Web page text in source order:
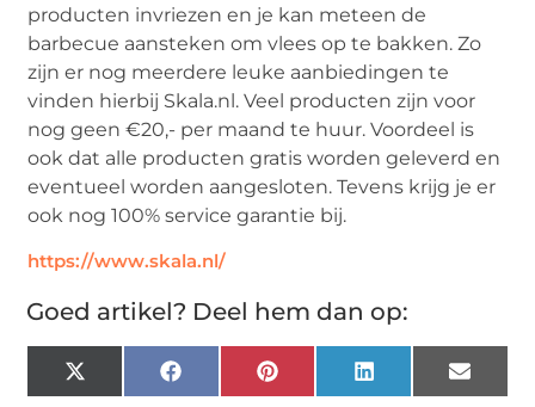
producten invriezen en je kan meteen de
barbecue aansteken om vlees op te bakken. Zo
zijn er nog meerdere leuke aanbiedingen te
vinden hierbij Skala.nl. Veel producten zijn voor
nog geen €20,- per maand te huur. Voordeel is
ook dat alle producten gratis worden geleverd en
eventueel worden aangesloten. Tevens krijg je er
ook nog 100% service garantie bij.
https://www.skala.nl/
Goed artikel? Deel hem dan op:
X
(Twitter)
FacebookPinterest LinkedIn Email